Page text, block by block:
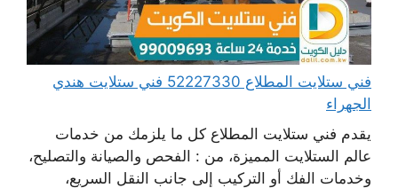
فني ستلايت المطلاع 52227330 فني ستلايت هندي
الجهراء
يقدم فني ستلايت المطلاع كل ما يلزمك من خدمات
عالم الستلايت المميزة، من : الفحص والصيانة والتصليح،
وخدمات الفك أو التركيب إلى جانب النقل السريع،